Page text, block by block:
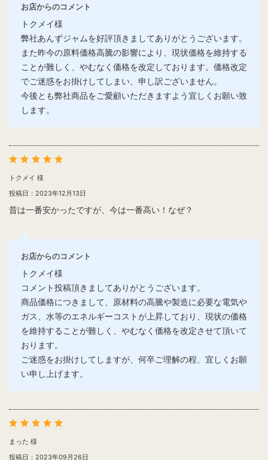
お店からのコメント
トクメイ様
弊社あんずジャムを好評頂きましてありがとうございます。
また昨今の原料価格高騰の影響により、現状価格を維持する
ことが難しく、やむなく価格を改定しております。価格改定
でご迷惑をお掛けしてしまい、申し訳ございません。
今後とも弊社商品をご愛顧いただきますよう宜しくお願い致
します。
トクメイ 様
投稿日：2023年12月13日
昔は一番安かったですが、今は一番高い！なぜ？
お店からのコメント
トクメイ様
コメント投稿頂きましてありがとうございます。
商品価格につきまして、原材料の高騰や製造に必要な電気や
ガス、水等のエネルギーコストが上昇しており、現状の価格
を維持することが難しく、やむなく価格を改定させて頂いて
おります。
ご迷惑をお掛けしてしますが、何卒ご理解の程、宜しくお願
い申し上げます。
まった 様
投稿日：2023年09月26日